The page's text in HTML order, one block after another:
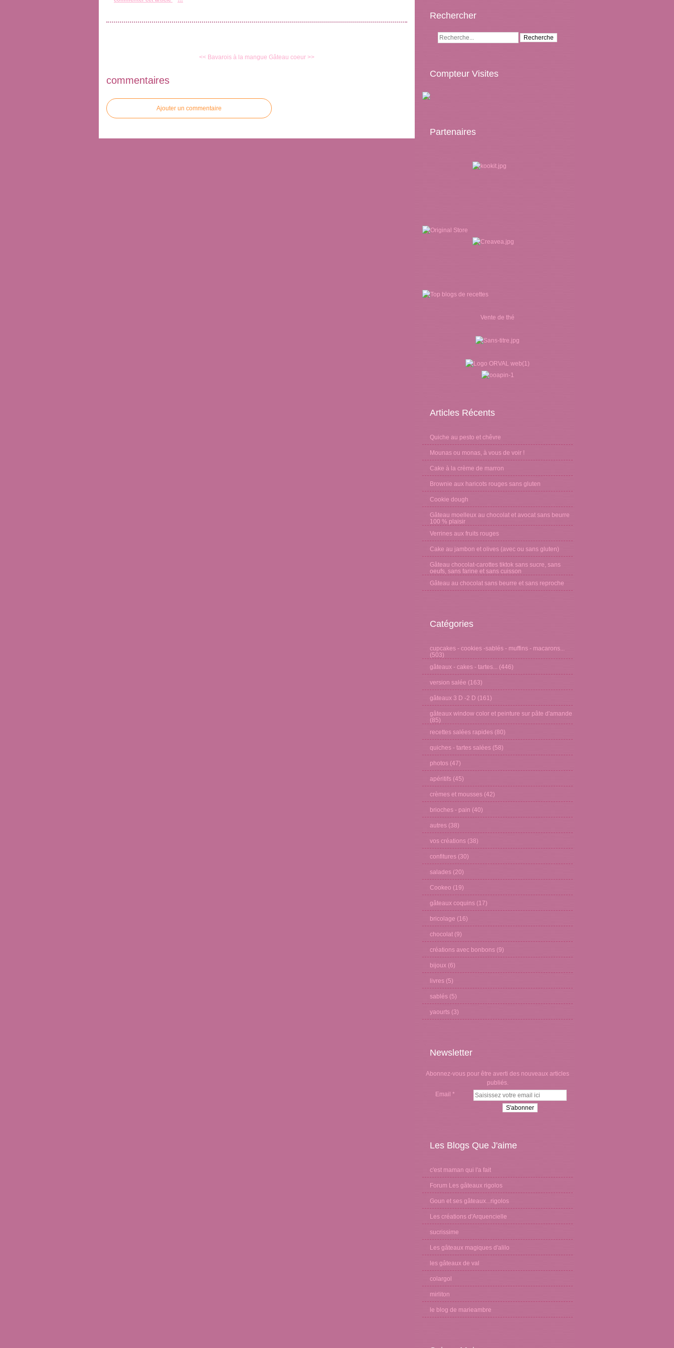
<< Bavarois à la mangue Gâteau coeur >>
commentaires
Ajouter un commentaire
Rechercher
Compteur Visites
Partenaires
Vente de thé
Articles Récents
Quiche au pesto et chêvre
Mounas ou monas, à vous de voir !
Cake à la crème de marron
Brownie aux haricots rouges sans gluten
Cookie dough
Gâteau moelleux au chocolat et avocat sans beurre
100 % plaisir
Verrines aux fruits rouges
Cake au jambon et olives (avec ou sans gluten)
Gâteau chocolat-carottes tiktok sans sucre, sans
oeufs, sans farine et sans cuisson
Gâteau au chocolat sans beurre et sans reproche
Catégories
cupcakes - cookies -sablés - muffins - macarons...
(503)
gâteaux - cakes - tartes... (446)
version salée (163)
gâteaux 3 D -2 D (161)
gâteaux window color et peinture sur pâte d'amande
(85)
recettes salées rapides (80)
quiches - tartes salées (58)
photos (47)
apéritifs (45)
crèmes et mousses (42)
brioches - pain (40)
autres (38)
vos créations (38)
confitures (30)
salades (20)
Cookeo (19)
gâteaux coquins (17)
bricolage (16)
chocolat (9)
créations avec bonbons (9)
bijoux (6)
livres (5)
sablés (5)
yaourts (3)
Newsletter
Abonnez-vous pour être averti des nouveaux articles
publiés.
Email
Les Blogs Que J'aime
c'est maman qui l'a fait
Forum Les gâteaux rigolos
Goun et ses gâteaux...rigolos
Les créations d'Arquencielle
sucrissime
Les gâteaux magiques d'alilo
les gâteaux de val
colargol
mirliton
le blog de marieambre